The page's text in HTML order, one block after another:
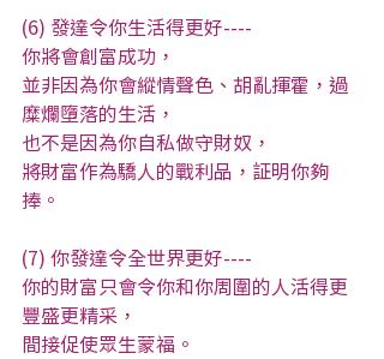
(6) 發達令你生活得更好----
你將會創富成功，
並非因為你會縱情聲色、胡亂揮霍，過
糜爛墮落的生活，
也不是因為你自私做守財奴，
將財富作為驕人的戰利品，証明你夠
捧。
(7) 你發達令全世界更好----
你的財富只會令你和你周圍的人活得更
豐盛更精采，
間接促使眾生蒙福。